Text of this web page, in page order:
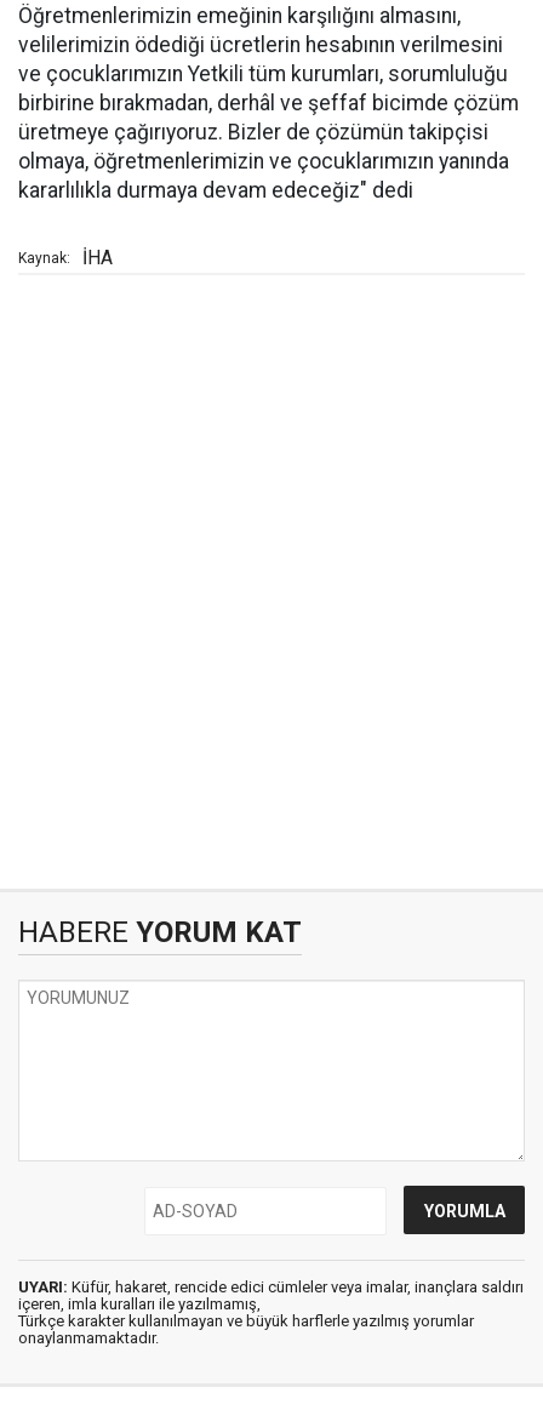
Öğretmenlerimizin emeğinin karşılığını almasını,
velilerimizin ödediği ücretlerin hesabının verilmesini
ve çocuklarımızın Yetkili tüm kurumları, sorumluluğu
birbirine bırakmadan, derhâl ve şeffaf bicimde çözüm
üretmeye çağırıyoruz. Bizler de çözümün takipçisi
olmaya, öğretmenlerimizin ve çocuklarımızın yanında
kararlılıkla durmaya devam edeceğiz" dedi
Kaynak: İHA
HABERE YORUM KAT
UYARI: Küfür, hakaret, rencide edici cümleler veya imalar, inançlara saldırı
içeren, imla kuralları ile yazılmamış,
Türkçe karakter kullanılmayan ve büyük harflerle yazılmış yorumlar
onaylanmamaktadır.